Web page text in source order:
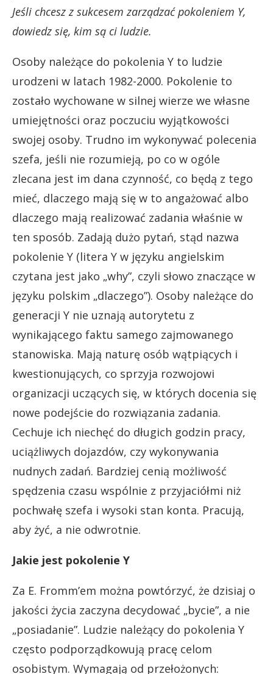
Jeśli chcesz z sukcesem zarządzać pokoleniem Y,
dowiedz się, kim są ci ludzie.
Osoby należące do pokolenia Y to ludzie
urodzeni w latach 1982-2000. Pokolenie to
zostało wychowane w silnej wierze we własne
umiejętności oraz poczuciu wyjątkowości
swojej osoby. Trudno im wykonywać polecenia
szefa, jeśli nie rozumieją, po co w ogóle
zlecana jest im dana czynność, co będą z tego
mieć, dlaczego mają się w to angażować albo
dlaczego mają realizować zadania właśnie w
ten sposób. Zadają dużo pytań, stąd nazwa
pokolenie Y (litera Y w języku angielskim
czytana jest jako „why”, czyli słowo znaczące w
języku polskim „dlaczego”). Osoby należące do
generacji Y nie uznają autorytetu z
wynikającego faktu samego zajmowanego
stanowiska. Mają naturę osób wątpiących i
kwestionujących, co sprzyja rozwojowi
organizacji uczących się, w których docenia się
nowe podejście do rozwiązania zadania.
Cechuje ich niechęć do długich godzin pracy,
uciążliwych dojazdów, czy wykonywania
nudnych zadań. Bardziej cenią możliwość
spędzenia czasu wspólnie z przyjaciółmi niż
pochwałę szefa i wysoki stan konta. Pracują,
aby żyć, a nie odwrotnie.
Jakie jest pokolenie Y
Za E. Fromm’em można powtórzyć, że dzisiaj o
jakości życia zaczyna decydować „bycie”, a nie
„posiadanie”. Ludzie należący do pokolenia Y
często podporządkowują pracę celom
osobistym. Wymagają od przełożonych: